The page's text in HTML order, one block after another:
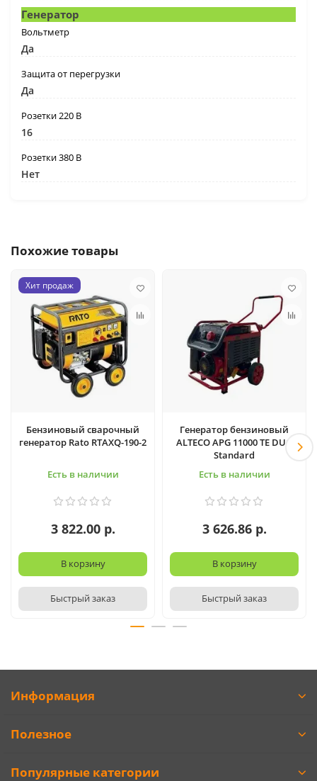
Генератор
Вольтметр
Да
Защита от перегрузки
Да
Розетки 220 В
16
Розетки 380 В
Нет
Похожие товары
Хит продаж
Бензиновый сварочный
генератор Rato RTAXQ-190-2
Есть в наличии
3 822.00 р.
В корзину
Быстрый заказ
Генератор бензиновый
ALTECO APG 11000 TE DUO
Standard
Есть в наличии
3 626.86 р.
В корзину
Быстрый заказ
Информация
Полезное
Популярные категории